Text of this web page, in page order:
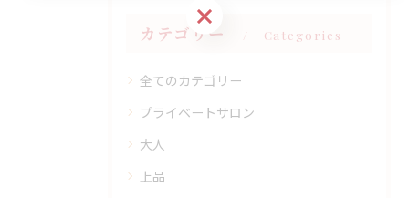
カテゴリー Categories
全てのカテゴリー
プライベートサロン
大人
上品
ご予約はこちら